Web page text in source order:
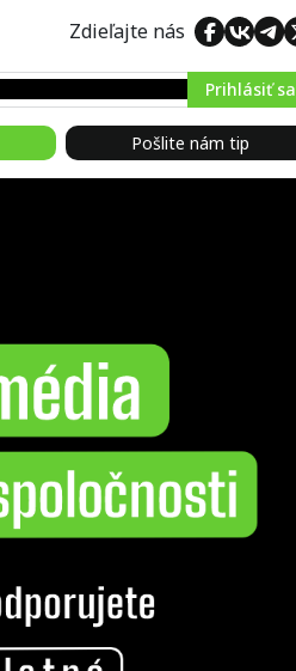
Zdieľajte nás
Prihlásiť sa
Pošlite nám tip